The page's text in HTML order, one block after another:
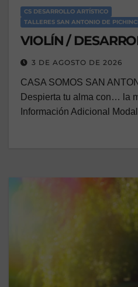
CS DESARROLLO ARTÍSTICO
TALLERES SAN ANTONIO DE
VIOLÍN /
3 DE AGOSTO DE 2026
CASA SOMOS SAN
Despierta tu alma con… la
Información Adicional